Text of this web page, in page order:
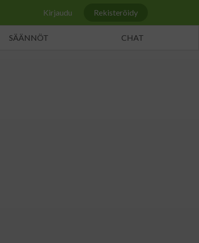
Kirjaudu Rekisteröidy
SÄÄNNÖT CHAT